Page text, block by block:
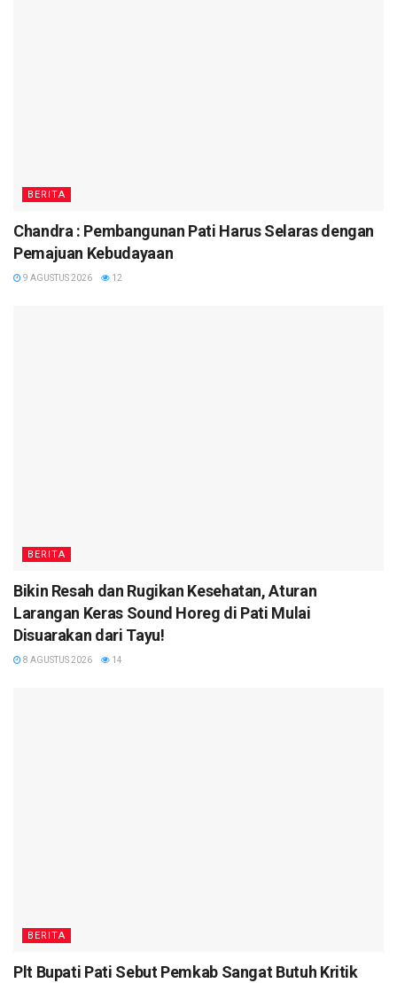
BERITA
Chandra : Pembangunan Pati Harus Selaras dengan
Pemajuan Kebudayaan
9 AGUSTUS 2026 12
BERITA
Bikin Resah dan Rugikan Kesehatan, Aturan
Larangan Keras Sound Horeg di Pati Mulai
Disuarakan dari Tayu!
8 AGUSTUS 2026 14
BERITA
Plt Bupati Pati Sebut Pemkab Sangat Butuh Kritik